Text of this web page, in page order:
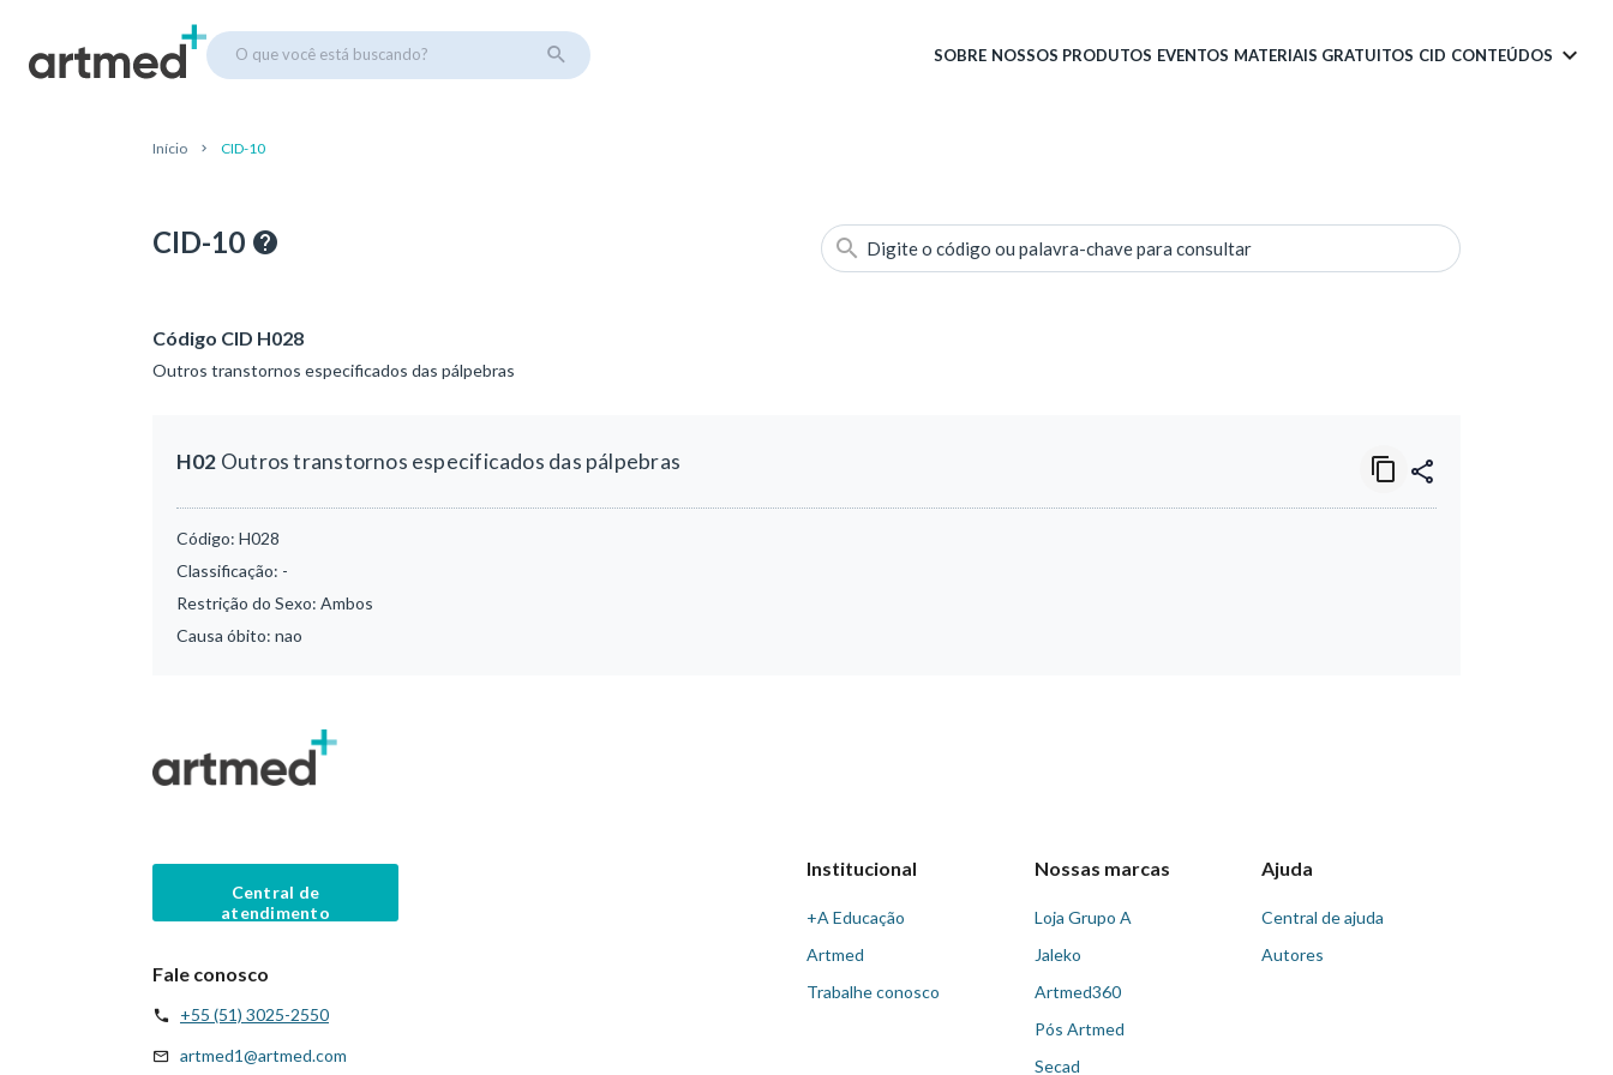
O que você está buscando? SOBRE NOSSOS PRODUTOS EVENTOS MATERIAIS GRATUITOS CID CONTEÚDOS
Início CID-10
CID-10 Digite o código ou palavra-chave para consultar
Código CID H028
Outros transtornos especificados das pálpebras
H02 Outros transtornos especificados das pálpebras
Código: H028
Classificação: -
Restrição do Sexo: Ambos
Causa óbito: nao
Central de
atendimento
Fale conosco
+55 (51) 3025-2550
artmed1@artmed.com
Institucional
+A Educação
Artmed
Trabalhe conosco
Nossas marcas
Loja Grupo A
Jaleko
Artmed360
Pós Artmed
Secad
Ajuda
Central de ajuda
Autores